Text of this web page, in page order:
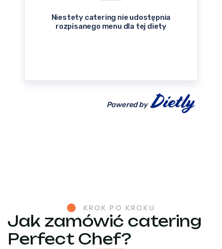
Niestety catering nie udostępnia
rozpisanego menu dla tej diety
Powered by
KROK PO KROKU
Jak zamówić catering
Perfect Chef?